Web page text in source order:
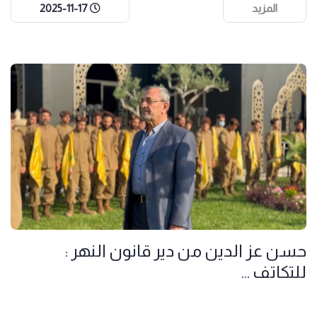
المزيد
حسن عز الدين من دير قانون النهر :
للتكاتف ...